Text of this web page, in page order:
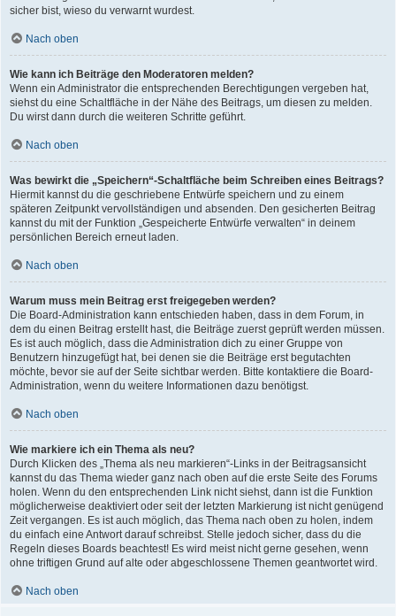
sicher bist, wieso du verwarnt wurdest.
Nach oben
Wie kann ich Beiträge den Moderatoren melden?
Wenn ein Administrator die entsprechenden Berechtigungen vergeben hat,
siehst du eine Schaltfläche in der Nähe des Beitrags, um diesen zu melden.
Du wirst dann durch die weiteren Schritte geführt.
Nach oben
Was bewirkt die „Speichern“-Schaltfläche beim Schreiben eines Beitrags?
Hiermit kannst du die geschriebene Entwürfe speichern und zu einem
späteren Zeitpunkt vervollständigen und absenden. Den gesicherten Beitrag
kannst du mit der Funktion „Gespeicherte Entwürfe verwalten“ in deinem
persönlichen Bereich erneut laden.
Nach oben
Warum muss mein Beitrag erst freigegeben werden?
Die Board-Administration kann entschieden haben, dass in dem Forum, in
dem du einen Beitrag erstellt hast, die Beiträge zuerst geprüft werden müssen.
Es ist auch möglich, dass die Administration dich zu einer Gruppe von
Benutzern hinzugefügt hat, bei denen sie die Beiträge erst begutachten
möchte, bevor sie auf der Seite sichtbar werden. Bitte kontaktiere die Board-
Administration, wenn du weitere Informationen dazu benötigst.
Nach oben
Wie markiere ich ein Thema als neu?
Durch Klicken des „Thema als neu markieren“-Links in der Beitragsansicht
kannst du das Thema wieder ganz nach oben auf die erste Seite des Forums
holen. Wenn du den entsprechenden Link nicht siehst, dann ist die Funktion
möglicherweise deaktiviert oder seit der letzten Markierung ist nicht genügend
Zeit vergangen. Es ist auch möglich, das Thema nach oben zu holen, indem
du einfach eine Antwort darauf schreibst. Stelle jedoch sicher, dass du die
Regeln dieses Boards beachtest! Es wird meist nicht gerne gesehen, wenn
ohne triftigen Grund auf alte oder abgeschlossene Themen geantwortet wird.
Nach oben